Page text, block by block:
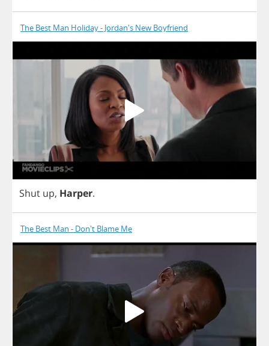
The Best Man Holiday - Jordan's New Boyfriend
Shut up, Harper.
The Best Man - Don't Blame Me